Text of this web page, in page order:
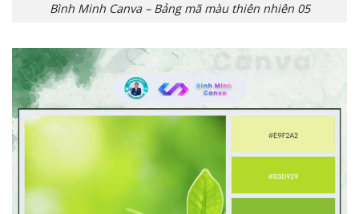
Bình Minh Canva – Bảng mã màu thiên nhiên 05